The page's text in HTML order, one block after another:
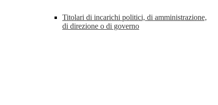
Titolari di incarichi politici, di amministrazione,
di direzione o di governo